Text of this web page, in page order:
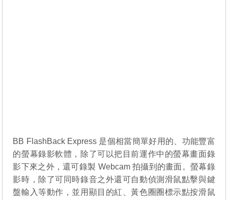
BB FlashBack Express 是個相當簡單好用的、功能豐富
的螢幕錄影軟體，除了可以把目前運作中的螢幕畫面錄
影下來之外，還可錄製 Webcam 拍攝到的畫面。螢幕錄
影時，除了可同時錄音之外還可自動偵測滑鼠點擊與鍵
盤輸入等動作，並用顯目的紅、黃色圈圈標示點按滑鼠